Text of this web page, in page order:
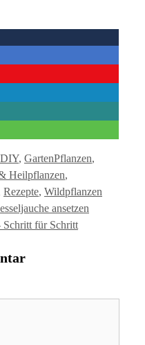
, GartenPflanzen,
Heilpflanzen,
Rezepte, Wildpflanzen
ansetzen
Schritt für Schritt